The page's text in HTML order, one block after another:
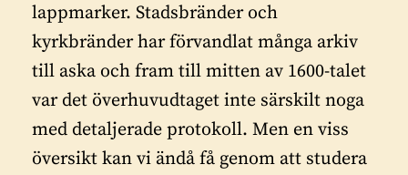
lappmarker. Stadsbränder och
kyrkbränder har förvandlat många arkiv
till aska och fram till mitten av 1600-talet
var det överhuvudtaget inte särskilt noga
med detaljerade protokoll. Men en viss
översikt kan vi ändå få genom att studera